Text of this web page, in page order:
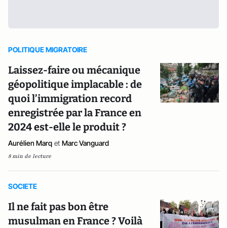
POLITIQUE MIGRATOIRE
Laissez-faire ou mécanique
géopolitique implacable : de
quoi l’immigration record
enregistrée par la France en
2024 est-elle le produit ?
Aurélien Marq et Marc Vanguard
8 min de lecture
SOCIETE
Il ne fait pas bon être
musulman en France ? Voilà